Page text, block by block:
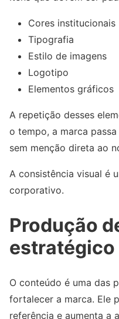
Cores institucionais
Tipografia
Estilo de imagens
Logotipo
Elementos gráficos
A repetição desses
o tempo, a marca
sem menção direta ao
A consistência visual é
corporativo.
Produção
estratégico
O conteúdo é uma das
fortalecer a marca. Ele
referência e aumenta a